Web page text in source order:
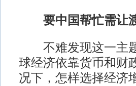
要中国帮忙需让
不难发现这一主题
球经济依靠货币和财
况下，怎样选择经济